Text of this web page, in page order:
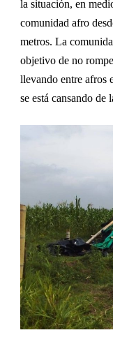
la situación, en
comunidad afro
metros. La
objetivo de no
llevando entre afros
se está cansando de